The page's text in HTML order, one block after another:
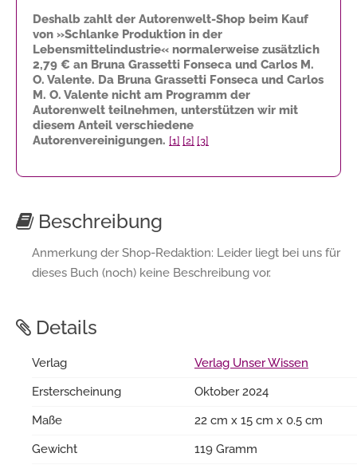
Deshalb zahlt der Autorenwelt-Shop beim Kauf
von »Schlanke Produktion in der
Lebensmittelindustrie« normalerweise zusätzlich
2,79 € an Bruna Grassetti Fonseca und Carlos M.
O. Valente. Da Bruna Grassetti Fonseca und Carlos
M. O. Valente nicht am Programm der
Autorenwelt teilnehmen, unterstützen wir mit
diesem Anteil verschiedene
Autorenvereinigungen. [1] [2] [3]
Beschreibung
Anmerkung der Shop-Redaktion: Leider liegt bei uns für
dieses Buch (noch) keine Beschreibung vor.
Details
Verlag
Verlag Unser Wissen
Ersterscheinung
Oktober 2024
Maße
22 cm x 15 cm x 0.5 cm
Gewicht
119 Gramm